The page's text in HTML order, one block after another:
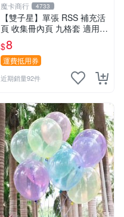
魔卡商行 4733
【雙子星】單張 RSS 補充活
頁 收集冊內頁 九格套 適用 P
TCG ws 鋼彈 迪士尼 柯南 哥
吉拉
$8
運費抵用券
近期銷量92件